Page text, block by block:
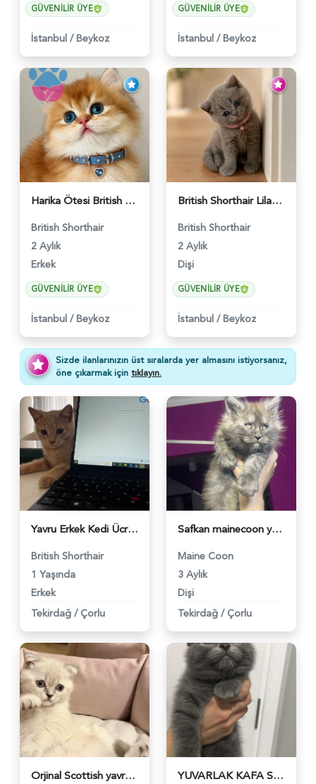
GÜVENILIR ÜYE
İstanbul / Beykoz
GÜVENILIR ÜYE
İstanbul / Beykoz
Harika Ötesi British Longhair Golden Parlayan Yıldız - 6141
British Shorthair
2 Aylık
Erkek
GÜVENILIR ÜYE
İstanbul / Beykoz
British Shorthair Lilac Dişi Tatlı Kızımız - 5236
British Shorthair
2 Aylık
Dişi
GÜVENILIR ÜYE
İstanbul / Beykoz
Sizde ilanlarınızın üst sıralarda yer almasını istiyorsanız,
öne çıkarmak için tıklayın.
Yavru Erkek Kedi Ücretsiz Sahiplendirme - 5324
British Shorthair
1 Yaşında
Erkek
Tekirdağ / Çorlu
Safkan mainecoon yavrular Smoke - 3826
Maine Coon
3 Aylık
Dişi
Tekirdağ / Çorlu
Orjinal Scottish yavru - 3575 YUVARLAK KAFA SCOTTİSH FOLD DİŞİ VE ERKEK - 454